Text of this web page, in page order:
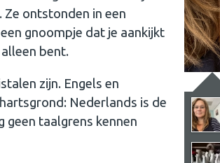
ontstonden in een
gnoompje dat je aankijkt
bent.
zijn. Engels en
Nederlands is de
geen taalgrens kennen